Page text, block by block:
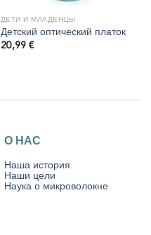
ДЕТИ И МЛАДЕНЦЫ
Детский оптический платок
20,99 €
О НАС
Наша история
Наши цели
Наука о микроволокне